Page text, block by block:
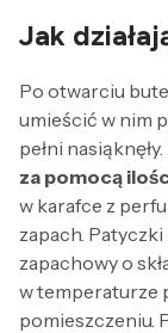
Jak
Po otwarciu
umieścić w nim
pełni nasiąknęły.
za pomocą
w karafce z
zapach.
zapachowy o
w temperaturze
pomieszczeniu.